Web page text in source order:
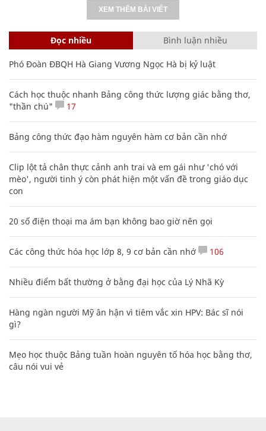
XEM THÊM BÀI VIẾT
Đọc nhiều Bình luận nhiều
Phó Đoàn ĐBQH Hà Giang Vương Ngọc Hà bị kỷ luật
Cách học thuộc nhanh Bảng công thức lượng giác bằng thơ,
"thần chú"
17
Bảng công thức đạo hàm nguyên hàm cơ bản cần nhớ
Clip lột tả chân thực cảnh anh trai và em gái như 'chó với
mèo', người tinh ý còn phát hiện một vấn đề trong giáo dục
con
20 số điện thoại ma ám bạn không bao giờ nên gọi
Các công thức hóa học lớp 8, 9 cơ bản cần nhớ 106
Nhiều điểm bất thường ở bằng đại học của Lý Nhã Kỳ
Hàng ngàn người Mỹ ân hận vì tiêm vắc xin HPV: Bác sĩ nói
gì?
Mẹo học thuộc Bảng tuần hoàn nguyên tố hóa học bằng thơ,
câu nói vui vẻ